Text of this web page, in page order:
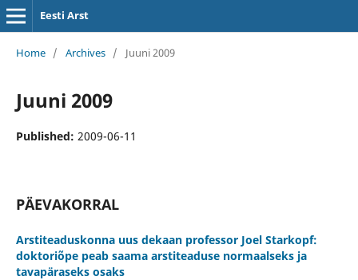
Eesti Arst
Home / Archives / Juuni 2009
Juuni 2009
Published: 2009-06-11
PÄEVAKORRAL
Arstiteaduskonna uus dekaan professor Joel Starkopf:
doktoriõpe peab saama arstiteaduse normaalseks ja
tavapäraseks osaks